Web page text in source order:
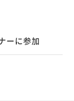
ーに参加